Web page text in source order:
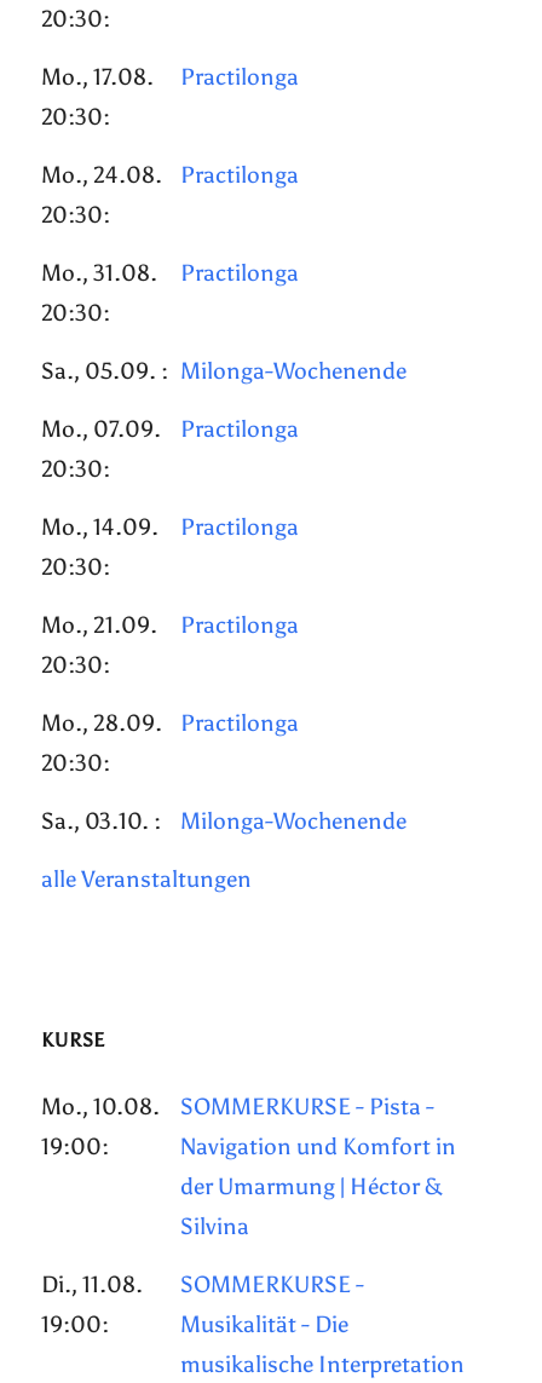
20:30:
Mo., 17.08.
20:30:
Practilonga
Mo., 24.08.
20:30:
Practilonga
Mo., 31.08.
20:30:
Practilonga
Sa., 05.09. : Milonga-Wochenende
Mo., 07.09.
20:30:
Practilonga
Mo., 14.09.
20:30:
Practilonga
Mo., 21.09.
20:30:
Practilonga
Mo., 28.09.
20:30:
Practilonga
Sa., 03.10. : Milonga-Wochenende
alle Veranstaltungen
KURSE
Mo., 10.08.
19:00:
SOMMERKURSE - Pista -
Navigation und Komfort in
der Umarmung | Héctor &
Silvina
Di., 11.08.
19:00:
SOMMERKURSE -
Musikalität - Die
musikalische Interpretation